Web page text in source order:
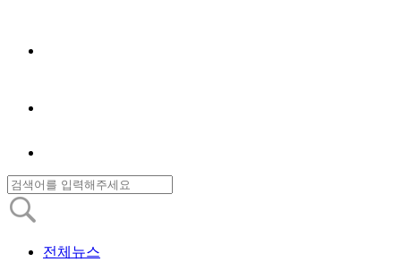
전체뉴스